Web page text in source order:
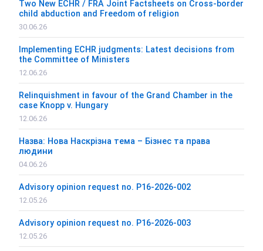
Two New ECHR / FRA Joint Factsheets on Cross-border
child abduction and Freedom of religion
30.06.26
Implementing ECHR judgments: Latest decisions from
the Committee of Ministers
12.06.26
Relinquishment in favour of the Grand Chamber in the
case Knopp v. Hungary
12.06.26
Назва: Нова Наскрізна тема – Бізнес та права
людини
04.06.26
Advisory opinion request no. P16-2026-002
12.05.26
Advisory opinion request no. P16-2026-003
12.05.26